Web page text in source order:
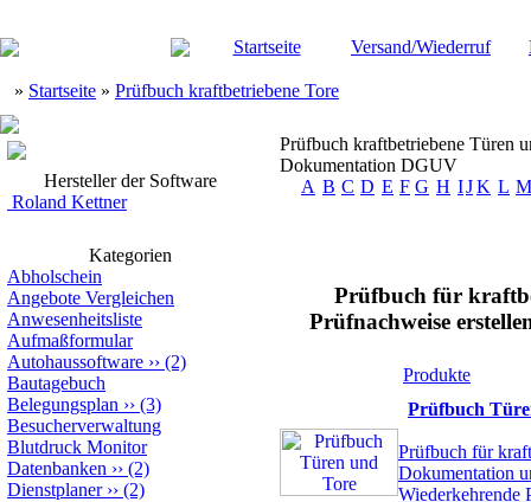
Startseite Versand/Wiederruf
» Startseite » Prüfbuch kraftbetriebene Tore
Hersteller der Software
Roland Kettner
Kategorien
Abholschein
Angebote Vergleichen
Anwesenheitsliste
Aufmaßformular
Autohaussoftware ›› (2)
Bautagebuch
Belegungsplan ›› (3)
Besucherverwaltung
Blutdruck Monitor
Datenbanken ›› (2)
Dienstplaner›› (2)
Prüfbuch kraftbetriebene Türen
Dokumentation DGUV
A B C D E F G H IJK L M
Prüfbuch für
Prüfnachweise
Produkte
Prüfbuch
Prüfbuch für
Dokumentation
Wiederkehrende